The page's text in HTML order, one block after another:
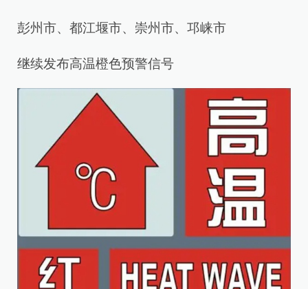
彭州市、都江堰市、崇州市、邛崃市
继续发布高温橙色预警信号